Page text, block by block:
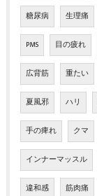
糖尿病 生理痛
PMS 目の疲れ
広背筋 重たい
夏風邪 ハリ
手の痺れ クマ
インナーマッスル
違和感 筋肉痛